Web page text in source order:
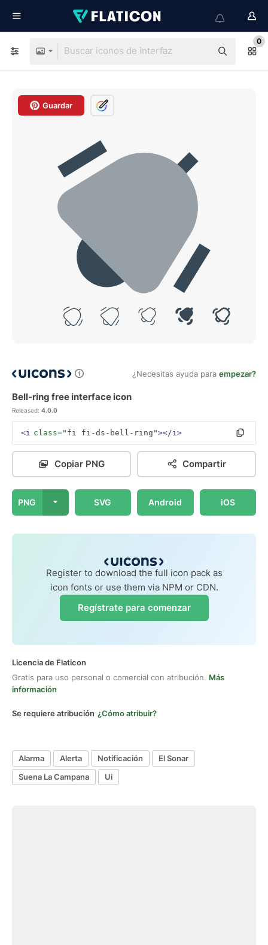
0
Guardar
¿Necesitas ayuda para empezar?
Bell-ring free interface icon
Released: 4.0.0
<i class="fi fi-ds-bell-ring"></i>
Copiar PNG Compartir
PNG SVG Android iOS
Register to download the full icon pack as
icon fonts or use them via NPM or CDN.
Regístrate para comenzar
Licencia de Flaticon
Gratis para uso personal o comercial con atribución. Más
información
Se requiere atribución ¿Cómo atribuir?
Alarma Alerta Notificación
El Sonar
Suena La Campana
Ui